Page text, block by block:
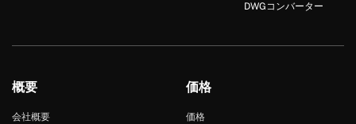
DWGコンバーター
概要
会社概要
価格
価格